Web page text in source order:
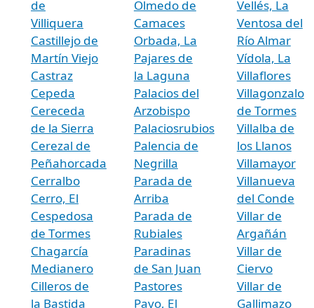
de
Villiquera
Castillejo de
Martín Viejo
Castraz
Cepeda
Cereceda
de la Sierra
Cerezal de
Peñahorcada
Cerralbo
Cerro, El
Cespedosa
de Tormes
Chagarcía
Medianero
Cilleros de
la Bastida
Olmedo de
Camaces
Orbada, La
Pajares de
la Laguna
Palacios del
Arzobispo
Palaciosrubios
Palencia de
Negrilla
Parada de
Arriba
Parada de
Rubiales
Paradinas
de San Juan
Pastores
Payo, El
Vellés, La
Ventosa del
Río Almar
Vídola, La
Villaflores
Villagonzalo
de Tormes
Villalba de
los Llanos
Villamayor
Villanueva
del Conde
Villar de
Argañán
Villar de
Ciervo
Villar de
Gallimazo